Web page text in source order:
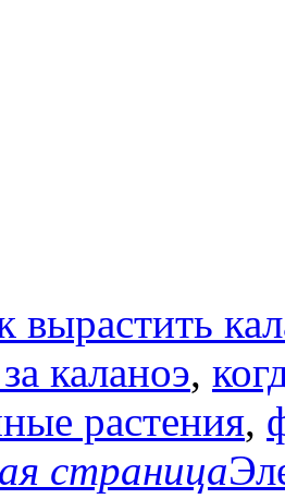
вырастить
каланоэ,
растения,
страница